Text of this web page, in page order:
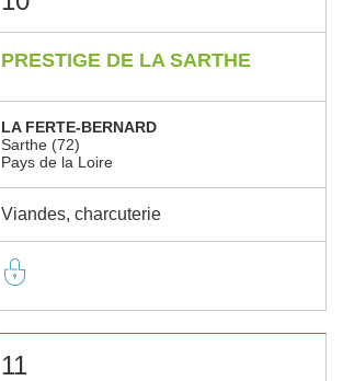
PRESTIGE DE LA SARTHE
LA FERTE-BERNARD
Sarthe (72)
Pays de la Loire
Viandes, charcuterie
11